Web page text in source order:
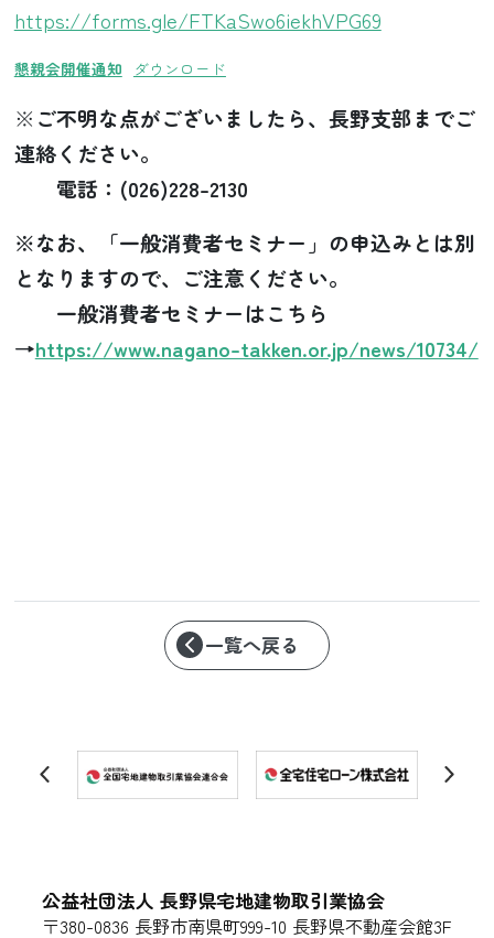
https://forms.gle/FTKaSwo6iekhVPG69
懇親会開催通知 ダウンロード
※ ご不明な点がございましたら、長野支部までご
連絡ください。
電話：(026)228-2130
※なお、「一般消費者セミナー」の申込みとは別
となりますので、ご注意ください。
一般消費者セミナーはこちら
→https://www.nagano-takken.or.jp/news/10734/
一覧へ戻る
公益社団法人 長野県宅地建物取引業協会
〒380-0836 長野市南県町999-10 長野県不動産会館3F